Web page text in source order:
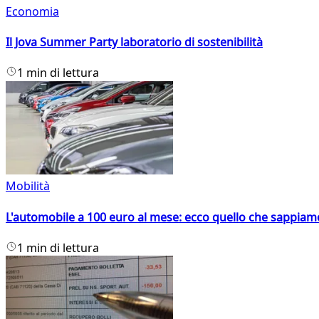
Economia
Il Jova Summer Party laboratorio di sostenibilità
1 min di lettura
Mobilità
L'automobile a 100 euro al mese: ecco quello che
1 min di lettura